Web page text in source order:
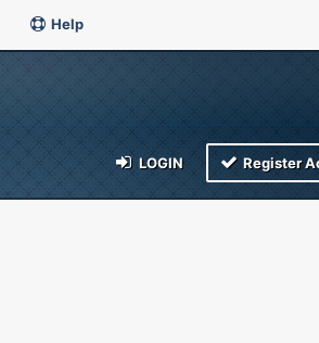
Help
LOGIN Register